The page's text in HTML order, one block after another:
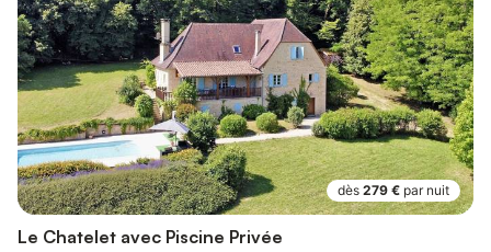
dès 279 € par nuit
Le Chatelet avec Piscine Privée